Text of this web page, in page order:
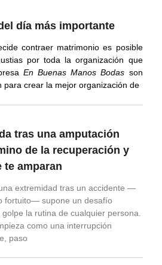
día más importante
contraer matrimonio es posible
por toda la organización que
En Buenas Manos Bodas son
para crear la mejor organización de
tras una amputación
de la recuperación y
te amparan
extremidad tras un accidente —
fortuito— supone un desafío
la rutina de cualquier persona.
como una interrupción
paso